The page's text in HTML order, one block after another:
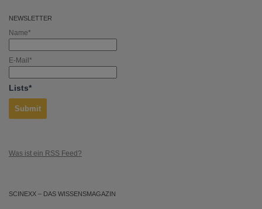
NEWSLETTER
Name*
E-Mail*
Lists*
Was ist ein RSS Feed?
SCINEXX – DAS WISSENSMAGAZIN